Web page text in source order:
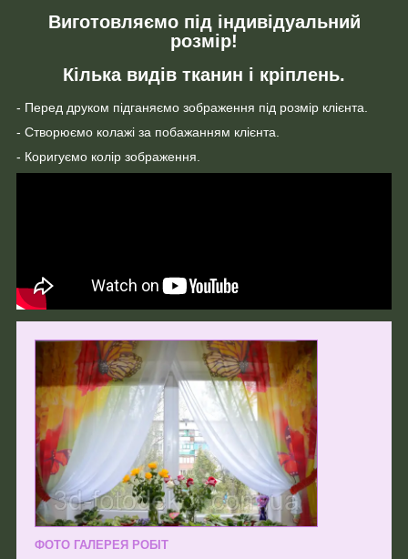
Виготовляємо під індивідуальний
розмір!
Кілька видів тканин і кріплень.
- Перед друком підганяємо зображення під розмір клієнта.
- Створюємо колажі за побажанням клієнта.
- Коригуємо колір зображення.
ФОТО ГАЛЕРЕЯ РОБІТ